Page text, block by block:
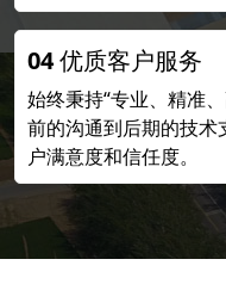
04优质客户服务
始终秉持“专业、精准
前的沟通到后期的技术
户满意度和信任度。